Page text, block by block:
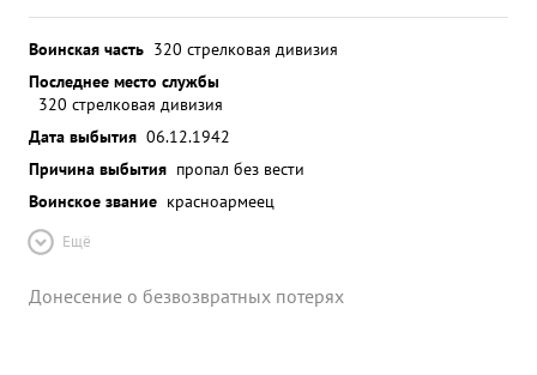
Воинская часть 320 стрелковая дивизия
Последнее место службы
320 стрелковая дивизия
Дата выбытия 06.12.1942
Причина выбытия пропал без вести
Воинское звание красноармеец
Ещё
Донесение о безвозвратных потерях